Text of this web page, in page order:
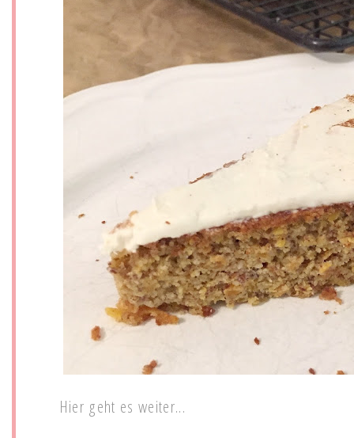
Hier geht es weiter...